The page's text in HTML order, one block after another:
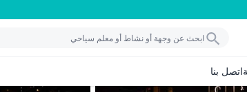
اتصل بنا